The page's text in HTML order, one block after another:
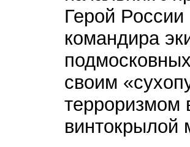
Герой
командира
своим
терроризмом